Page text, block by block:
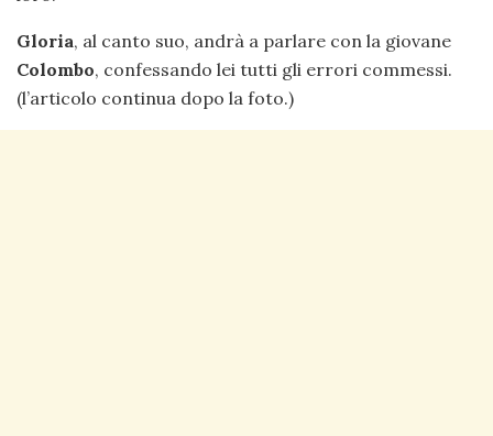
Gloria, al canto suo, andrà a parlare con la giovane
Colombo, confessando lei tutti gli errori commessi.
(l’articolo continua dopo la foto.)